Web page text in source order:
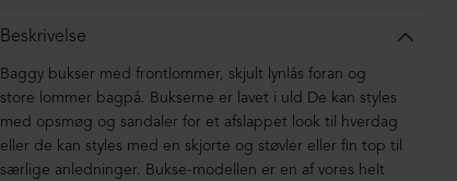
Beskrivelse
Baggy bukser med frontlommer, skjult lynlås foran og
store lommer bagpå. Bukserne er lavet i uld De kan styles
med opsmøg og sandaler for et afslappet look til hverdag
eller de kan styles med en skjorte og støvler eller fin top til
særlige anledninger. Bukse-modellen er en af vores helt